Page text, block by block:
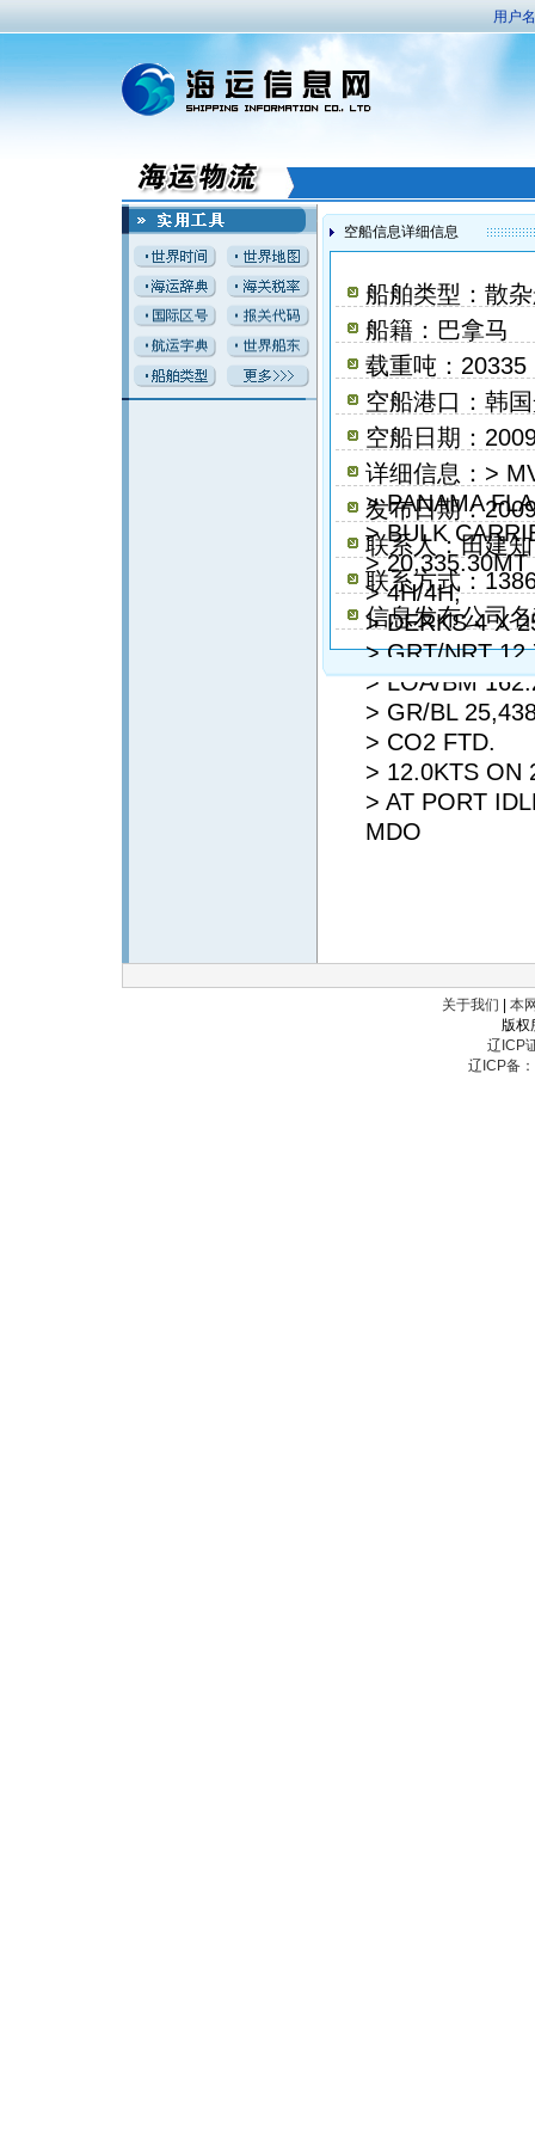
用户
空船信息详细信息
船舶类型：散
船籍：巴拿马
载重吨：20335
空船港口：韩
空船日期：
详细信息：>
> PANAMA
> BULK
>
> 4H/4H,
> DERKS 4 X
> GRT/NRT
> LOA/BM
> GR/BL
> CO2 FTD.
> 12.0KTS ON
> AT PORT
MDO
发布日期：
联系人：田建知
联系方式：
信息发布公司
关于我们
本
版权
辽ICP
辽ICP备